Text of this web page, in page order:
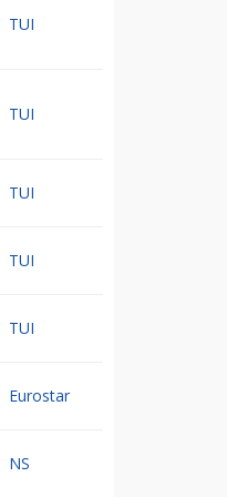
TUI
TUI
TUI
TUI
TUI
Eurostar
NS